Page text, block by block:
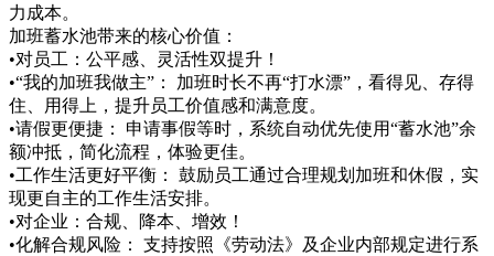
力成本。
加班蓄水池带来的核心价值：
•对员工：公平感、灵活性双提升！
•“我的加班我做主”： 加班时长不再“打水漂”，看得见、存得
住、用得上，提升员工价值感和满意度。
•请假更便捷： 申请事假等时，系统自动优先使用“蓄水池”余
额冲抵，简化流程，体验更佳。
•工作生活更好平衡： 鼓励员工通过合理规划加班和休假，实
现更自主的工作生活安排。
•对企业：合规、降本、增效！
•化解合规风险： 支持按照《劳动法》及企业内部规定进行系